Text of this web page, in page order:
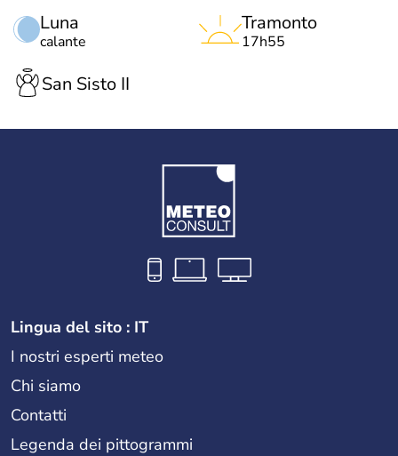
Luna
calante
Tramonto
17h55
San Sisto II
Lingua del sito : IT
I nostri esperti meteo
Chi siamo
Contatti
Legenda dei pittogrammi